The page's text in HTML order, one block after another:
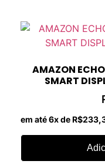
AMAZON
SMART
em até 6x de R$